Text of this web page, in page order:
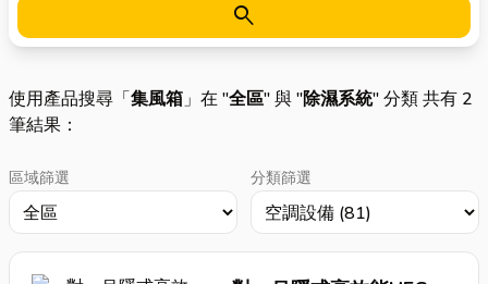
search
使用產品搜尋「集風箱」在 "全區" 與 "除濕系統" 分類 共有 2
筆結果：
區域篩選 分類篩選